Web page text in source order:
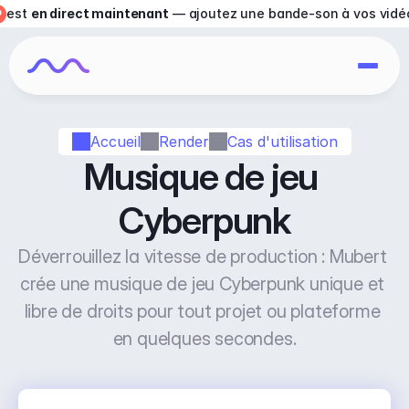
Accueil Render Cas d'utilisation
Musique de jeu
Cyberpunk
Déverrouillez la vitesse de production : Mubert
crée une musique de jeu Cyberpunk unique et
libre de droits pour tout projet ou plateforme
en quelques secondes.
est en direct maintenant — ajoutez une bande-son à vos